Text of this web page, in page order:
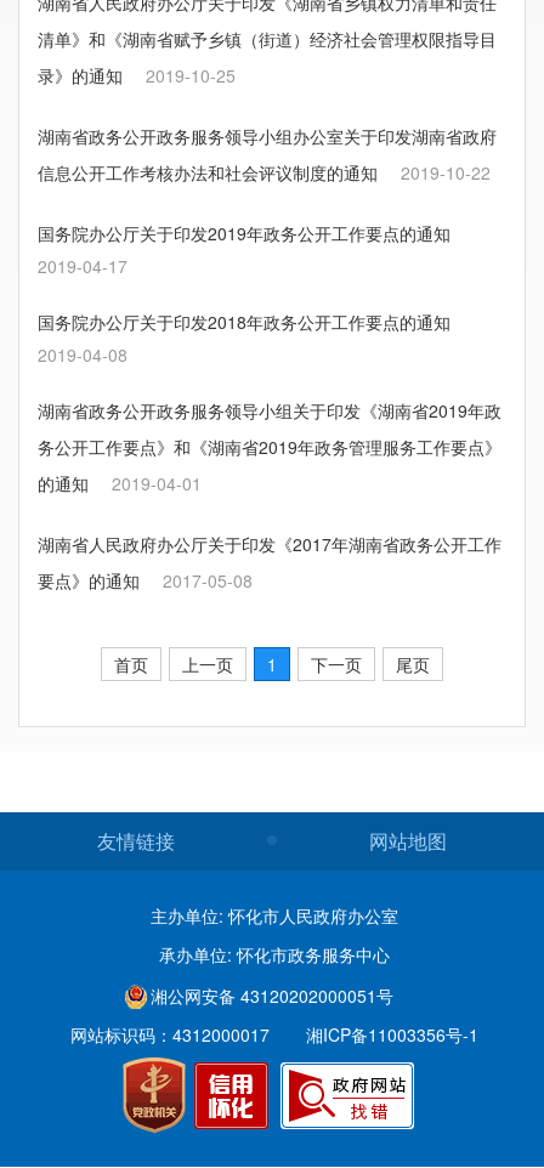
清单》和《湖南省赋予乡镇（街道）经济社会管理权限指导目
录》的通知
2019-10-25
湖南省政务公开政务服务领导小组办公室关于印发湖南省政府
信息公开工作考核办法和社会评议制度的通知
2019-10-22
国务院办公厅关于印发2019年政务公开工作要点的通知
2019-04-17
国务院办公厅关于印发2018年政务公开工作要点的通知
2019-04-08
湖南省政务公开政务服务领导小组关于印发《湖南省2019年政
务公开工作要点》和《湖南省2019年政务管理服务工作要点》
的通知
2019-04-01
湖南省人民政府办公厅关于印发《2017年湖南省政务公开工作
要点》的通知
2017-05-08
首页 上一页 1 下一页 尾页
友情链接 网站地图
主办单位: 怀化市人民政府办公室
承办单位: 怀化市政务服务中心
湘公网安备 43120202000051号
网站标识码：4312000017
湘ICP备11003356号-1